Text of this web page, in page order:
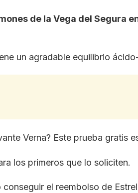
de la Vega del Segura
un agradable equilibrio
Verna? Este prueba gratis
los primeros que lo soliciten.
el reembolso de